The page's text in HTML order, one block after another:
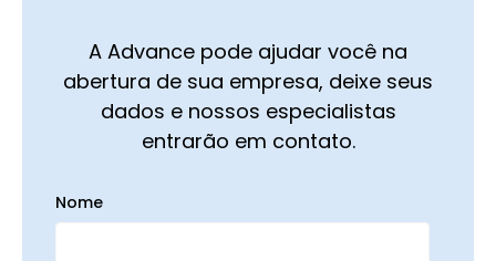
A Advance pode ajudar você na
abertura de sua empresa, deixe seus
dados e nossos especialistas
entrarão em contato.
Nome